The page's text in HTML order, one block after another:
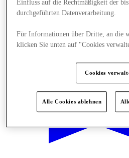
Einfluss auf die Rechtmäßigkeit der
durchgeführten Datenverarbeitung.
Für Informationen über Dritte, an die
klicken Sie unten auf "Cookies
Cookies
Alle Cookies ablehnen